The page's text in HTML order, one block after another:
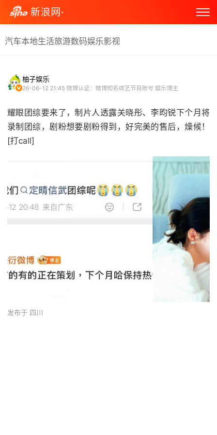
新浪网·
汽车本地生活旅游数码娱乐影视
柚子娱乐
26-06-12 21:45 微博认证：微博知名综艺节目账号 娱乐博主
耀眼团综要来了，制片人透露关晓彤、李昀锐下个月将
录制团综，剧粉想要剧粉得到，好完美的售后，燥候！
[打call] ​
发布于 四川